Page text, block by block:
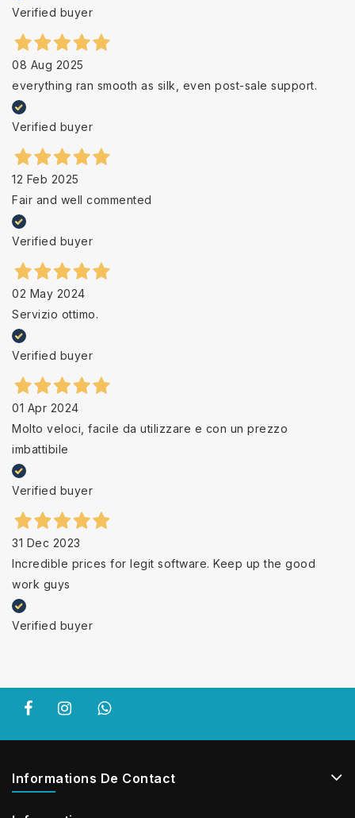
Verified buyer
08 Aug 2025
everything ran smooth as silk, even post-sale support.
Verified buyer
12 Feb 2025
Fair and well commented
Verified buyer
02 May 2024
Servizio ottimo.
Verified buyer
01 Apr 2024
Molto veloci, facile da utilizzare e con un prezzo
imbattibile
Verified buyer
31 Dec 2023
Incredible prices for legit software. Keep up the good
work guys
Verified buyer
Informations De Contact